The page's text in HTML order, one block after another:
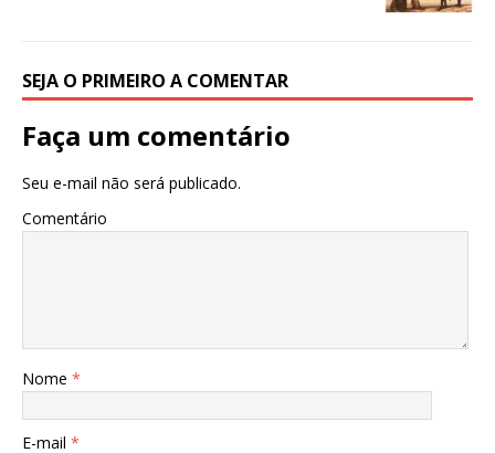
SEJA O PRIMEIRO A COMENTAR
Faça um comentário
Seu e-mail não será publicado.
Comentário
Nome *
E-mail *